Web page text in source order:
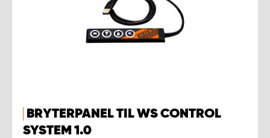
BRYTERPANEL TIL WS CONTROL
SYSTEM 1.0